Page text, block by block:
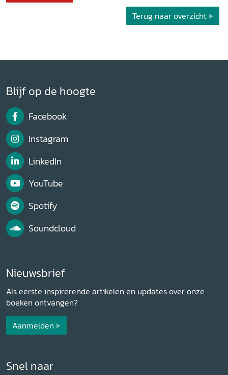
Terug naar overzicht
Blijf op de hoogte
Facebook
Instagram
LinkedIn
YouTube
Spotify
Soundcloud
Nieuwsbrief
Als eerste inspirerende artikelen en updates over onze
boeken ontvangen?
Aanmelden
Snel naar